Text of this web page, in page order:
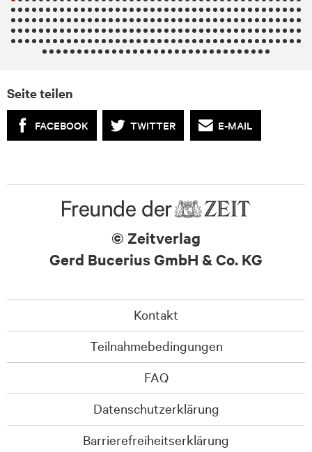
Seite teilen
FACEBOOK TWITTER E-MAIL
© Zeitverlag
Gerd Bucerius GmbH & Co. KG
Kontakt
Teilnahmebedingungen
FAQ
Datenschutzerklärung
Barrierefreiheitserklärung